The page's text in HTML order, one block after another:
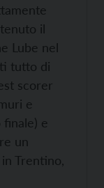
il
Lube nel
tutto di
scorer
e
e
un
Trentino,